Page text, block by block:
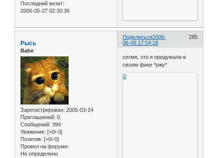
Последний визит:
2006-05-27 02:30:36
Поделиться 285
2006-
06-09 17:54:18
Рысь
Babe
Зарегистрирован: 2005-03-24
Приглашений: 0
Сообщений: 399
Уважение: [+0/-0]
Позитив: [+0/-0]
Провел на форуме:
Не определено
селия, это я придумала в
своем фике *ржу*
0